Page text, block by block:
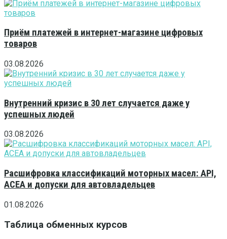
Приём платежей в интернет-магазине цифровых
товаров
03.08.2026
Внутренний кризис в 30 лет случается даже у
успешных людей
03.08.2026
Расшифровка классификаций моторных масел: API,
ACEA и допуски для автовладельцев
01.08.2026
Таблица обменных курсов